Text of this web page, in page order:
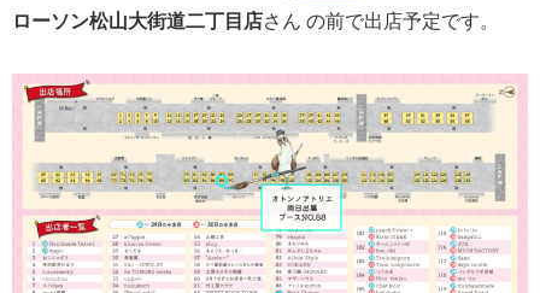
ローソン松山大街道二丁目店さん の前で出店予定です。